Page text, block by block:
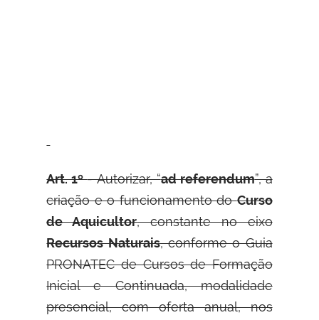
Art. 1º- Autorizar, “ad referendum”, a
criação e o funcionamento doCurso
de Aquicultor, constante no eixo
Recursos Naturais, conforme o Guia
PRONATEC de Cursos de Formação
Inicial e Continuada, modalidade
presencial, com oferta anual, nos